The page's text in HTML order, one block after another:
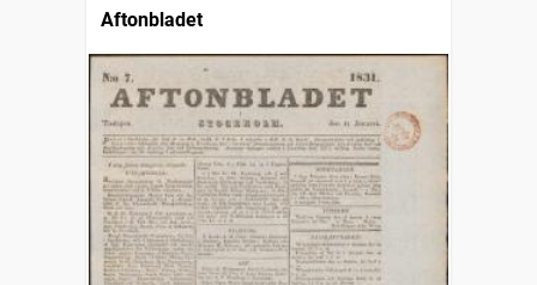
Aftonbladet